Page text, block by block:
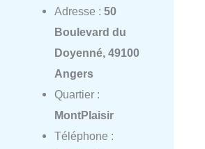
Adresse : 50
Boulevard du
Doyenné, 49100
Angers
Quartier :
MontPlaisir
Téléphone :